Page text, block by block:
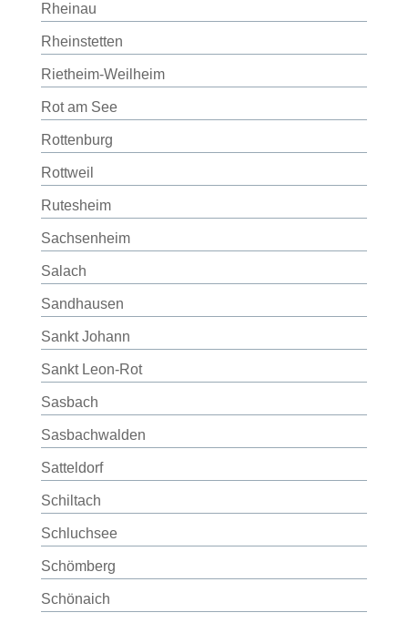
Rheinau
Rheinstetten
Rietheim-Weilheim
Rot am See
Rottenburg
Rottweil
Rutesheim
Sachsenheim
Salach
Sandhausen
Sankt Johann
Sankt Leon-Rot
Sasbach
Sasbachwalden
Satteldorf
Schiltach
Schluchsee
Schömberg
Schönaich